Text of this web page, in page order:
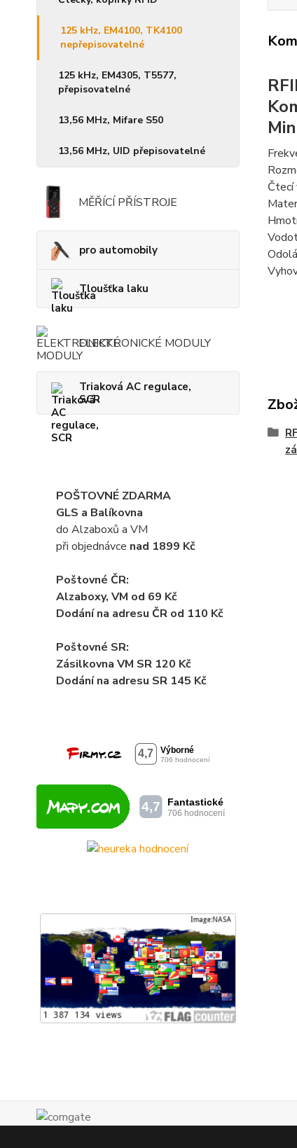
125 kHz, EM4100, TK4100
nepřepisovatelné
125 kHz, EM4305, T5577,
přepisovatelné
13,56 MHz, Mifare S50
13,56 MHz, UID přepisovatelné
MĚŘÍCÍ PŘÍSTROJE
pro automobily
Tloušťka laku
ELEKTRONICKÉ MODULY
Triaková AC regulace,
SCR
POŠTOVNÉ ZDARMA
GLS a Balíkovna
do Alzaboxů a VM
při objednávce nad 1899 Kč
Poštovné ČR:
Alzaboxy, VM od 69 Kč
Dodání na adresu ČR od 110 Kč
Poštovné SR:
Zásilkovna VM SR 120 Kč
Dodánína adresu SR 145 Kč